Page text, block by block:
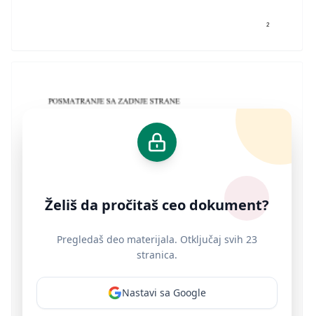
2
Želiš da pročitaš ceo dokument?
Pregledaš deo materijala. Otključaj svih 23
stranica.
Nastavi sa Google